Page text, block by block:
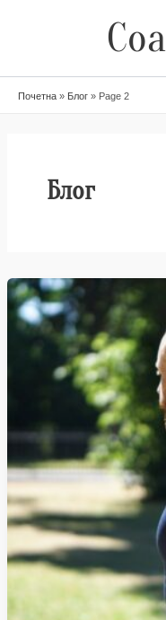
Почетна » Блог » Page 2
Блог